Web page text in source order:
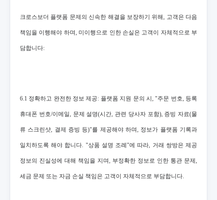
크로스보더 플랫폼 문제의 신속한 해결을 보장하기 위해, 고객은 다음
책임을 이행해야 하며, 미이행으로 인한 손실은 고객이 자체적으로 부
담합니다:
6.1 정확하고 완전한 정보 제공: 플랫폼 지원 문의 시, "주문 번호, 등록
휴대폰 번호/이메일, 문제 설명(시간, 관련 당사자 포함), 증빙 자료(물
류 스크린샷, 결제 증빙 등)"를 제공해야 하며, 정보가 플랫폼 기록과
일치하도록 해야 합니다. "상품 설명 조례"에 따라, 거래 쌍방은 제공
정보의 진실성에 대해 책임을 지며, 부정확한 정보로 인한 통관 문제,
세금 문제 또는 자금 손실 책임은 고객이 자체적으로 부담합니다.